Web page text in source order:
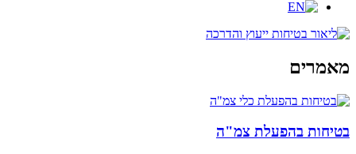
מאמרים
בטיחות בהפעלת צמ"ה